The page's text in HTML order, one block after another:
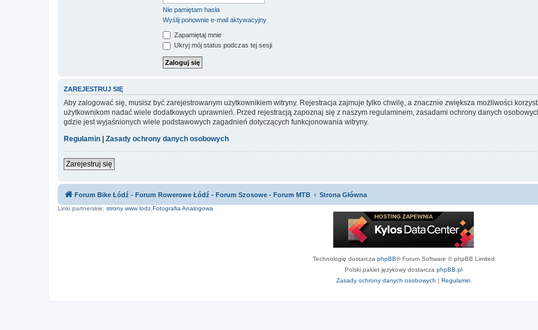
Nie pamiętam hasła
Wyślij ponownie e-mail aktywacyjny
Zapamiętaj mnie
Ukryj mój status podczas tej sesji
ZAREJESTRUJ SIĘ
Aby zalogować się, musisz być zarejestrowanym użytkownikiem witryny. Rejestracja zajmuje tylko chwilę, a znacznie zwiększa możliwości
użytkownikom nadać wiele dodatkowych uprawnień. Przed rejestracją zapoznaj się z naszym regulaminem, zasadami ochrony danych
gdzie jest wyjaśnionych wiele podstawowych zagadnień dotyczących funkcjonowania witryny.
Regulamin
Zasady ochrony danych osobowych
Zarejestruj się
Forum Bike Łódź - Forum Rowerowe Łódź - Forum Szosowe - Forum MTB Strona Główna
Linki partnerskie: strony www lodz,Fotografia Analogowa
Technologię dostarcza phpBB® Forum Software © phpBB Limited
Polski pakiet językowy dostarcza phpBB.pl
Zasady ochrony danych osobowych | Regulamin